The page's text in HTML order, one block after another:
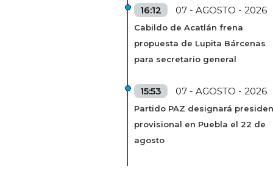
16:12 07 - AGOSTO - 2026
Cabildo de Acatlán frena
propuesta de Lupita Bárcenas
para secretario general
15:53 07 - AGOSTO - 2026
Partido PAZ designará
provisional en Puebla el 22 de
agosto